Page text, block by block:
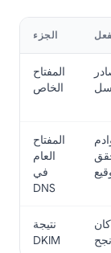
الجزء
المفتاح
الخاص
المفتاح
العام
في
DNS
نتيجة
DKIM